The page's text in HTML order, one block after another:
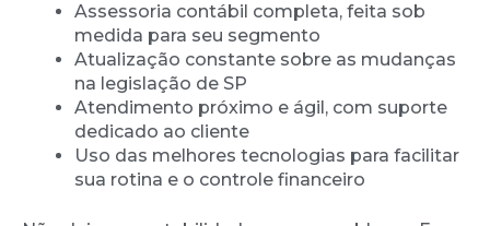
Assessoria contábil completa, feita sob
medida para seu segmento
Atualização constante sobre as mudanças
na legislação de SP
Atendimento próximo e ágil, com suporte
dedicado ao cliente
Uso das melhores tecnologias para facilitar
sua rotina e o controle financeiro